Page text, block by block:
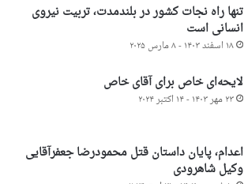
تنها راه نجات کشور در بلندمدت، تربیت نیروی
انسانی است
۱۸ اسفند ۱۴۰۳ - ۸ مارس ۲۰۲۵
لایحه‌ای خاص برای آقای خاص
۲۳ مهر ۱۴۰۳ - ۱۴ اکتبر ۲۰۲۴
اعدام، پایان داستان قتل محمودرضا جعفرآقایی
وکیل شاهرودی